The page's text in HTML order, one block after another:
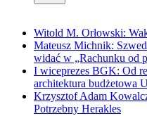
Witold M. Orłowski:
Mateusz Michnik:
widać w „Rachunku od
I wiceprezes BGK: Od
architektura budżetowa
Krzysztof Adam
Potrzebny Herakles